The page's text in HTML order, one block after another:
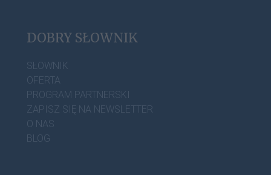
DOBRY SŁOWNIK
SŁOWNIK
OFERTA
PROGRAM PARTNERSKI
ZAPISZ SIĘ NA NEWSLETTER
O NAS
BLOG